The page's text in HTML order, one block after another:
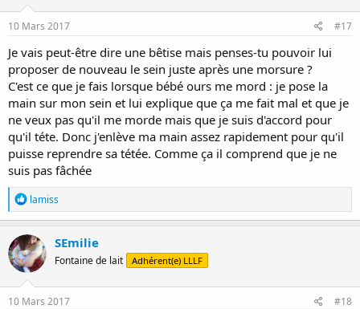
10 Mars 2017 #17
Je vais peut-être dire une bêtise mais penses-tu pouvoir lui
proposer de nouveau le sein juste après une morsure ?
C'est ce que je fais lorsque bébé ours me mord : je pose la
main sur mon sein et lui explique que ça me fait mal et que je
ne veux pas qu'il me morde mais que je suis d'accord pour
qu'il téte. Donc j'enlève ma main assez rapidement pour qu'il
puisse reprendre sa tétée. Comme ça il comprend que je ne
suis pas fâchée
R
é
a
c
t
i
o
n
s
lamiss
SEmilie
Fontaine de lait Adhérent(e) LLLF
10 Mars 2017 #18